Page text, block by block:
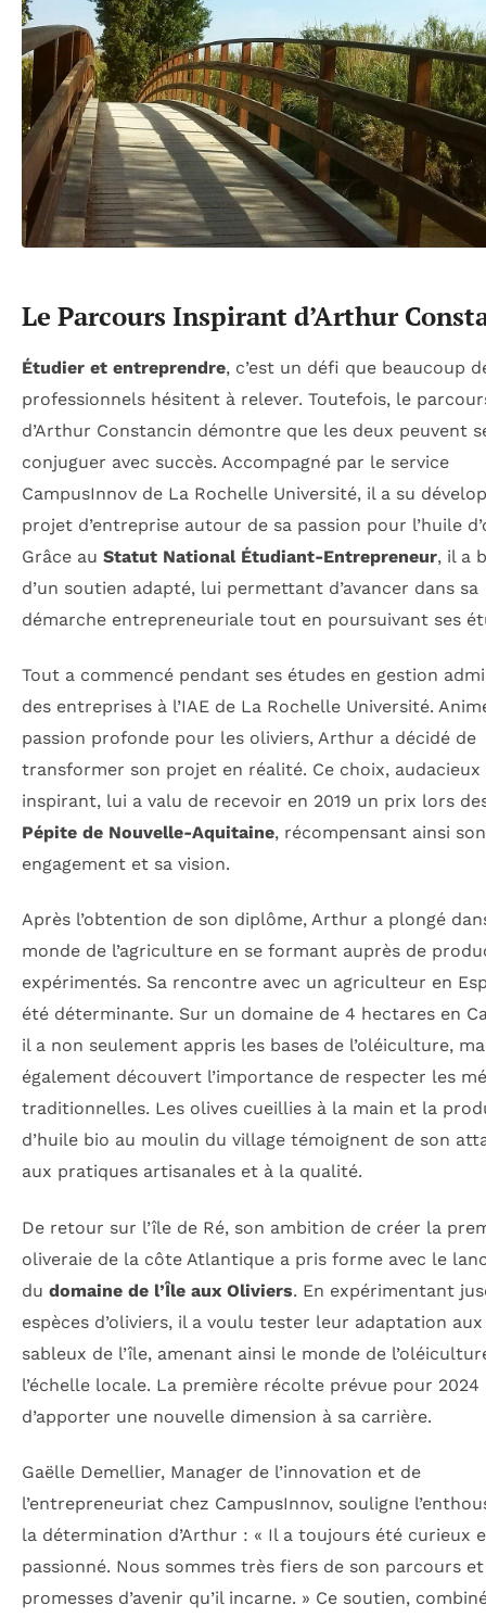
Le Parcours Inspirant d’Arthur
Étudier et entreprendre, c’est un défi que beaucoup
professionnels hésitent à relever. Toutefois, le
d’Arthur Constancin démontre que les deux peuvent
conjuguer avec succès. Accompagné par le service
CampusInnov de La Rochelle Université, il a su
projet d’entreprise autour de sa passion pour l’huile
Grâce au Statut National Étudiant-Entrepreneur, il a
d’un soutien adapté, lui permettant d’avancer dans sa
démarche entrepreneuriale tout en poursuivant ses
Tout a commencé pendant ses études en gestion
des entreprises à l’IAE de La Rochelle Université.
passion profonde pour les oliviers, Arthur a décidé de
transformer son projet en réalité. Ce choix, audacieux
inspirant, lui a valu de recevoir en 2019 un prix lors
Pépite de Nouvelle-Aquitaine, récompensant ainsi son
engagement et sa vision.
Après l’obtention de son diplôme, Arthur a plongé
monde de l’agriculture en se formant auprès de
expérimentés. Sa rencontre avec un agriculteur en
été déterminante. Sur un domaine de 4 hectares en
il a non seulement appris les bases de l’oléiculture,
également découvert l’importance de respecter les
traditionnelles. Les olives cueillies à la main et la
d’huile bio au moulin du village témoignent de son
aux pratiques artisanales et à la qualité.
De retour sur l’île de Ré, son ambition de créer la
oliveraie de la côte Atlantique a pris forme avec le
du domaine de l’Île aux Oliviers. En expérimentant
espèces d’oliviers, il a voulu tester leur adaptation
sableux de l’île, amenant ainsi le monde de
l’échelle locale. La première récolte prévue pour
d’apporter une nouvelle dimension à sa carrière.
Gaëlle Demellier, Manager de l’innovation et de
l’entrepreneuriat chez CampusInnov, souligne
la détermination d’Arthur : « Il a toujours été curieux
passionné. Nous sommes très fiers de son parcours
promesses d’avenir qu’il incarne. » Ce soutien,